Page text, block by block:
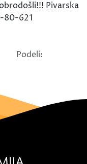
Pivarska
80-621
Podeli: